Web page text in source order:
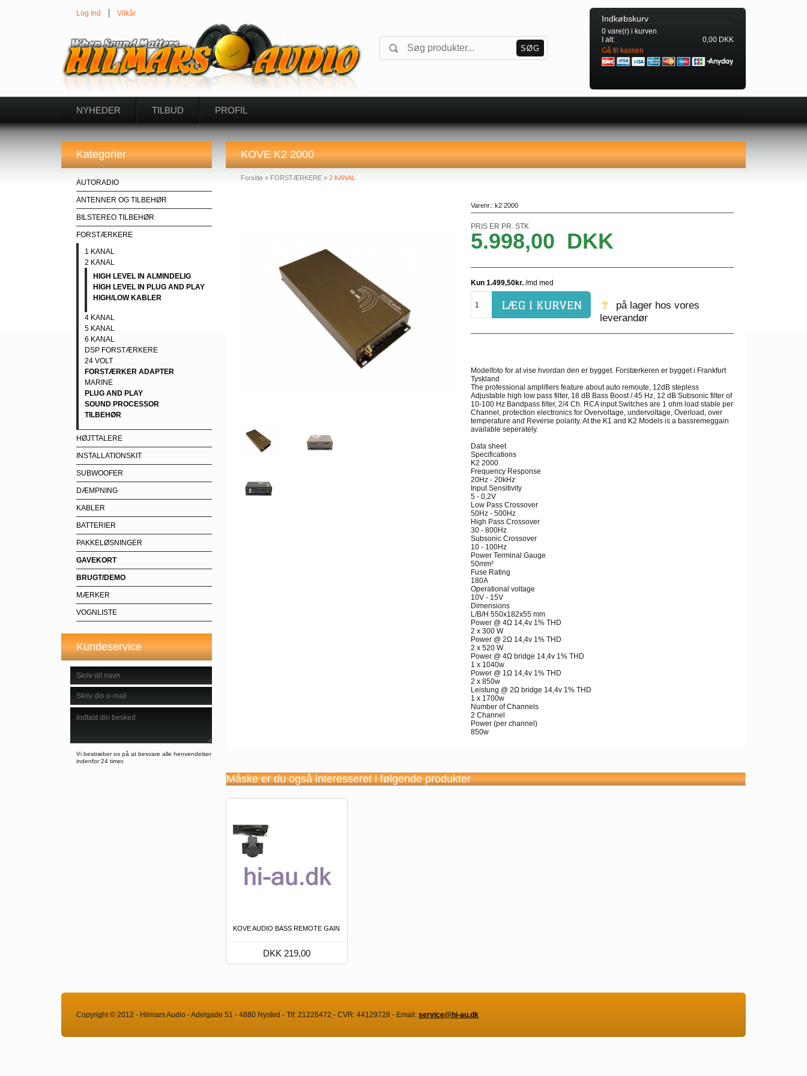
Log Ind Vilkår
Indkøbskurv
0 vare(r) i kurven
I alt:
0,00 DKK
Gå til kassen
NYHEDER TILBUD PROFIL
Kategorier
AUTORADIO
ANTENNER OG TILBEHØR
BILSTEREO TILBEHØR
FORSTÆRKERE
1 KANAL
2 KANAL
HIGH LEVEL IN ALMINDELIG
HIGH LEVEL IN PLUG AND PLAY
HIGH/LOW KABLER
4 KANAL
5 KANAL
6 KANAL
DSP FORSTÆRKERE
24 VOLT
FORSTÆRKER ADAPTER
MARINE
PLUG AND PLAY
SOUND PROCESSOR
TILBEHØR
HØJTTALERE
INSTALLATIONSKIT
SUBWOOFER
DÆMPNING
KABLER
BATTERIER
PAKKELØSNINGER
GAVEKORT
BRUGT/DEMO
MÆRKER
VOGNLISTE
Kundeservice
Vi bestræber os på at besvare alle henvendelser
indenfor 24 timer.
KOVE K2 2000
Forside» FORSTÆRKERE» 2 KANAL
Varenr.:k2 2000
PRIS ER PR. STK
5.998,00 DKK
på lager hos vores
leverandør
Modelfoto for at vise hvordan den er bygget. Forstærkeren er bygget i Frankfurt
Tyskland
The professional amplifiers feature about auto remoute, 12dB stepless
Adjustable high low pass filter, 18 dB Bass Boost / 45 Hz, 12 dB Subsonic filter of
10-100 Hz Bandpass filter, 2/4 Ch. RCA input Switches are 1 ohm load stable per
Channel, protection electronics for Overvoltage, undervoltage, Overload, over
temperature and Reverse polarity. At the K1 and K2 Models is a bassremeggain
available seperately.
Data sheet
Specifications
K2 2000
Frequency Response
20Hz - 20kHz
Input Sensitivity
5 - 0,2V
Low Pass Crossover
50Hz - 500Hz
High Pass Crossover
30 - 800Hz
Subsonic Crossover
10 - 100Hz
Power Terminal Gauge
50mm²
Fuse Rating
180A
Operational voltage
10V - 15V
Dimensions
L/B/H 550x182x55 mm
Power @ 4Ω 14,4v 1% THD
2 x 300 W
Power @ 2Ω 14,4v 1% THD
2 x 520 W
Power @ 4Ω bridge 14,4v 1% THD
1 x 1040w
Power @ 1Ω 14,4v 1% THD
2 x 850w
Leistung @ 2Ω bridge 14,4v 1% THD
1 x 1700w
Number of Channels
2 Channel
Power (per channel)
850w
Måske er du også interesseret i følgende produkter
KOVE AUDIO BASS REMOTE GAIN
DKK 219,00
Copyright © 2012 - Hilmars Audio - Adelgade 51 - 4880 Nysted - Tlf: 21226472 - CVR: 44129728 - Email: service@hi-au.dk